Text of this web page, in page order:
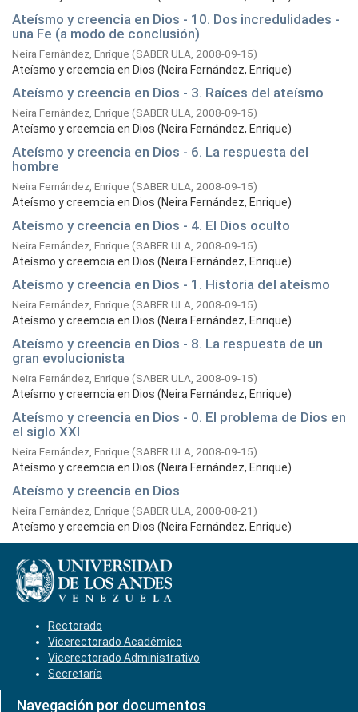
Ateísmo y creencia en Dios - 10. Dos incredulidades -
una Fe (a modo de conclusión)
Neira Fernández, Enrique (SABER ULA, 2008-09-15)
Ateísmo y creemcia en Dios (Neira Fernández, Enrique)
Ateísmo y creencia en Dios - 3. Raíces del ateísmo
Neira Fernández, Enrique (SABER ULA, 2008-09-15)
Ateísmo y creemcia en Dios (Neira Fernández, Enrique)
Ateísmo y creencia en Dios - 6. La respuesta del
hombre
Neira Fernández, Enrique (SABER ULA, 2008-09-15)
Ateísmo y creemcia en Dios (Neira Fernández, Enrique)
Ateísmo y creencia en Dios - 4. El Dios oculto
Neira Fernández, Enrique (SABER ULA, 2008-09-15)
Ateísmo y creemcia en Dios (Neira Fernández, Enrique)
Ateísmo y creencia en Dios - 1. Historia del ateísmo
Neira Fernández, Enrique (SABER ULA, 2008-09-15)
Ateísmo y creemcia en Dios (Neira Fernández, Enrique)
Ateísmo y creencia en Dios - 8. La respuesta de un
gran evolucionista
Neira Fernández, Enrique (SABER ULA, 2008-09-15)
Ateísmo y creemcia en Dios (Neira Fernández, Enrique)
Ateísmo y creencia en Dios - 0. El problema de Dios en
el siglo XXI
Neira Fernández, Enrique (SABER ULA, 2008-09-15)
Ateísmo y creemcia en Dios (Neira Fernández, Enrique)
Ateísmo y creencia en Dios
Neira Fernández, Enrique (SABER ULA, 2008-08-21)
Ateísmo y creemcia en Dios (Neira Fernández, Enrique)
Rectorado
Vicerectorado Académico
Vicerectorado Administrativo
Secretaría
Navegación por documentos